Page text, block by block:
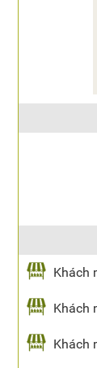
Khách
Khách
Khách